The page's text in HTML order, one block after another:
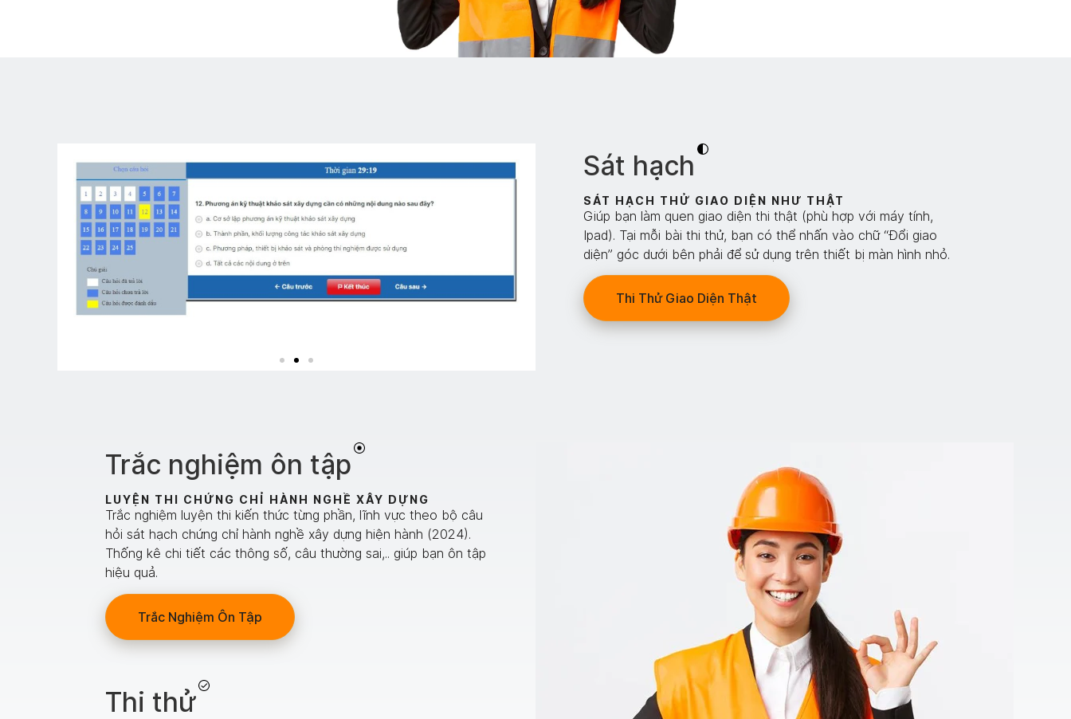
Sát hạch
SÁT HẠCH THỬ GIAO DIỆN NHƯ THẬT
Giúp bạn làm quen giao diện thi thật (phù hợp với máy tính,
Ipad). Tại mỗi bài thi thử, bạn có thể nhấn vào chữ “Đổi giao
diện” góc dưới bên phải để sử dụng trên thiết bị màn hình nhỏ.
Thi Thử Giao Diện Thật
Trắc nghiệm ôn tập
LUYỆN THI CHỨNG CHỈ HÀNH NGHỀ XÂY DỰNG
Trắc nghiệm luyện thi kiến thức từng phần, lĩnh vực theo bộ câu
hỏi sát hạch chứng chỉ hành nghề xây dựng hiện hành (2024).
Thống kê chi tiết các thông số, câu thường sai,.. giúp bạn ôn tập
hiệu quả.
Trắc Nghiệm Ôn Tập
Thi thử